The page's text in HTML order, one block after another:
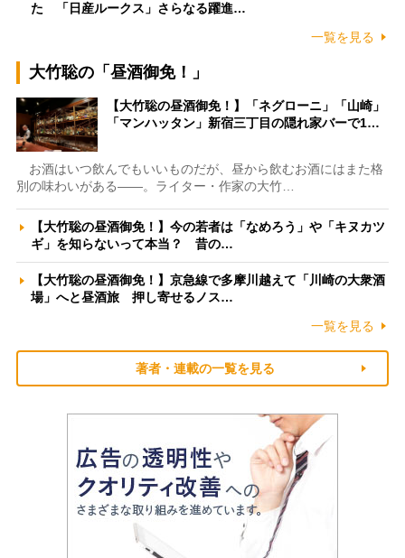
た 「日産ルークス」さらなる躍進…
一覧を見る
大竹聡の「昼酒御免！」
【大竹聡の昼酒御免！】「ネグローニ」「山崎」
「マンハッタン」新宿三丁目の隠れ家バーで1…
お酒はいつ飲んでもいいものだが、昼から飲むお酒にはまた格
別の味わいがある――。ライター・作家の大竹…
【大竹聡の昼酒御免！】今の若者は「なめろう」や「キヌカツ
ギ」を知らないって本当？ 昔の…
【大竹聡の昼酒御免！】京急線で多摩川越えて「川崎の大衆酒
場」へと昼酒旅 押し寄せるノス…
一覧を見る
著者・連載の一覧を見る